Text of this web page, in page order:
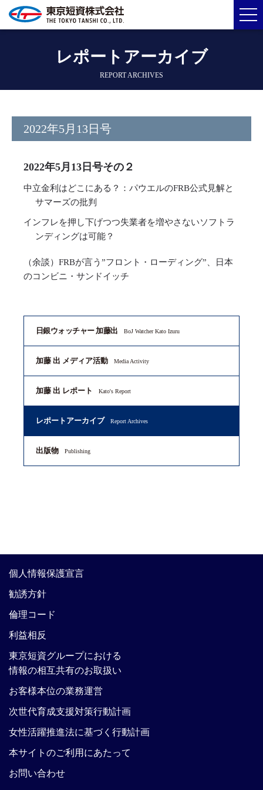
レポートアーカイブ
REPORT ARCHIVES
2022年5月13日号
2022年5月13日号その２
中立金利はどこにある？：パウエルのFRB公式見解と
サマーズの批判
インフレを押し下げつつ失業者を増やさないソフトラ
ンディングは可能？
（余談）FRBが言う”フロント・ローディング”、日本
のコンビニ・サンドイッチ
日銀ウォッチャー 加藤出 BoJ Watcher Kato Izuru
加藤 出 メディア活動 Media Activity
加藤 出 レポート Kato's Report
レポートアーカイブ Report Archives
出版物 Publishing
個人情報保護宣言
勧誘方針
倫理コード
利益相反
東京短資グループにおける
情報の相互共有のお取扱い
お客様本位の業務運営
次世代育成支援対策行動計画
女性活躍推進法に基づく行動計画
本サイトのご利用にあたって
お問い合わせ